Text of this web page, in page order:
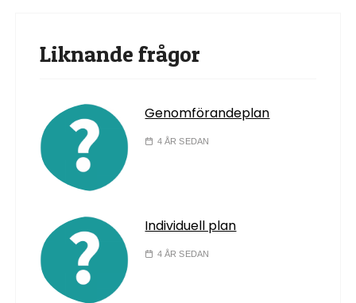
Liknande frågor
Genomförandeplan
4 ÅR SEDAN
Individuell plan
4 ÅR SEDAN